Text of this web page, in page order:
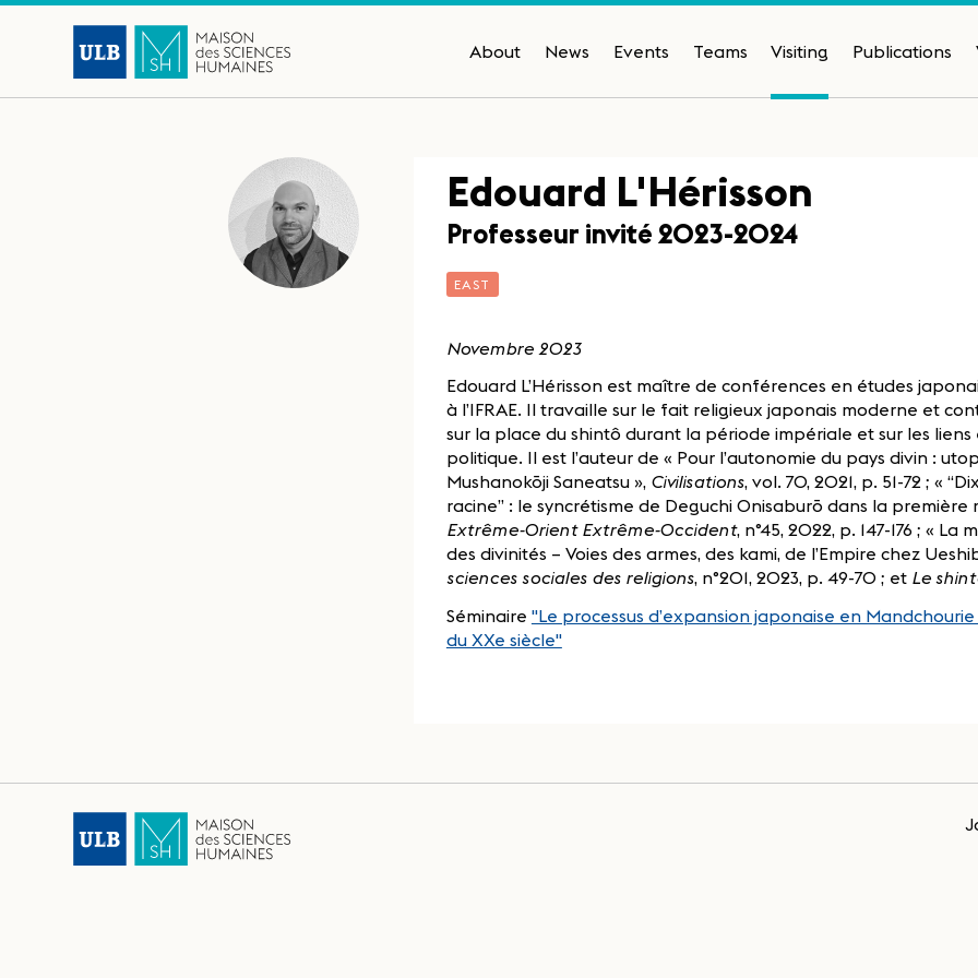
About News Events Teams Visiting Publications
Edouard L'Hérisson
Professeur invité 2023-2024
EAST
Novembre 2023
Edouard L’Hérisson est maître de conférences en études
à l’IFRAE. Il travaille sur le fait religieux japonais moderne et
sur la place du shintô durant la période impériale et sur les
politique. Il est l’auteur de « Pour l’autonomie du pays divin :
Mushanokōji Saneatsu », Civilisations, vol. 70, 2021, p. 51-72 ; «
racine” : le syncrétisme de Deguchi Onisaburō dans la première
Extrême-Orient Extrême-Occident, n°45, 2022, p. 147-176 ; «
des divinités – Voies des armes, des kami, de l’Empire chez
sciences sociales des religions, n°201, 2023, p. 49-70 ; et Le
Séminaire "Le processus d’expansion japonaise en
du XXe siècle"